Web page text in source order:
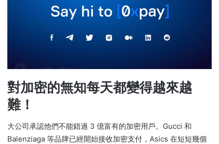
對加密的無知每天都變得越來越
難！
大公司承認他們不能錯過 3 億富有的加密用戶。 Gucci 和
Balenziaga 等品牌已經開始接收加密支付，Asics 在短短幾個